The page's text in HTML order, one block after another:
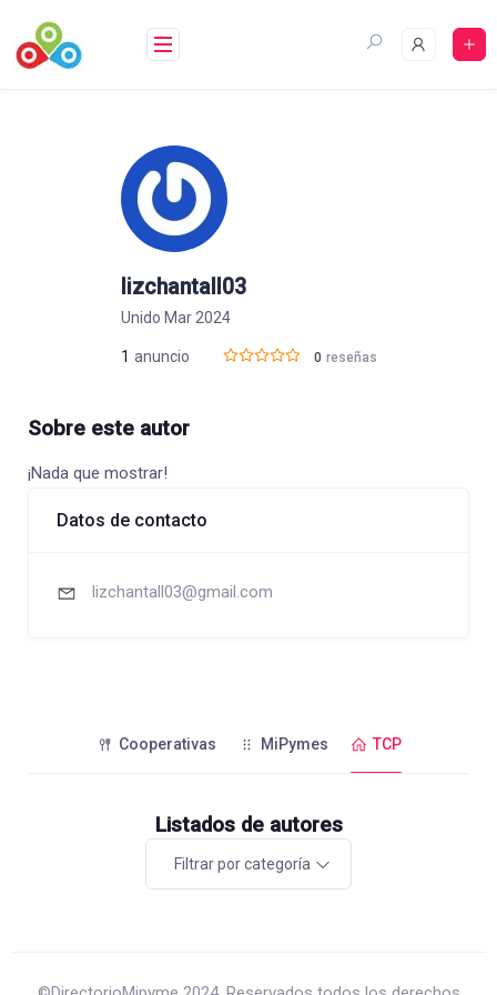
contenido
lizchantall03
Unido Mar 2024
1 anuncio 0 reseñas
Sobre este autor
¡Nada que mostrar!
Datos de contacto
lizchantall03@gmail.com
Cooperativas MiPymes TCP
Listados de autores
Filtrar por categoría